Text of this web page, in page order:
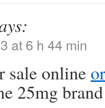
at 6 h 44 min
sale online
25mg brand